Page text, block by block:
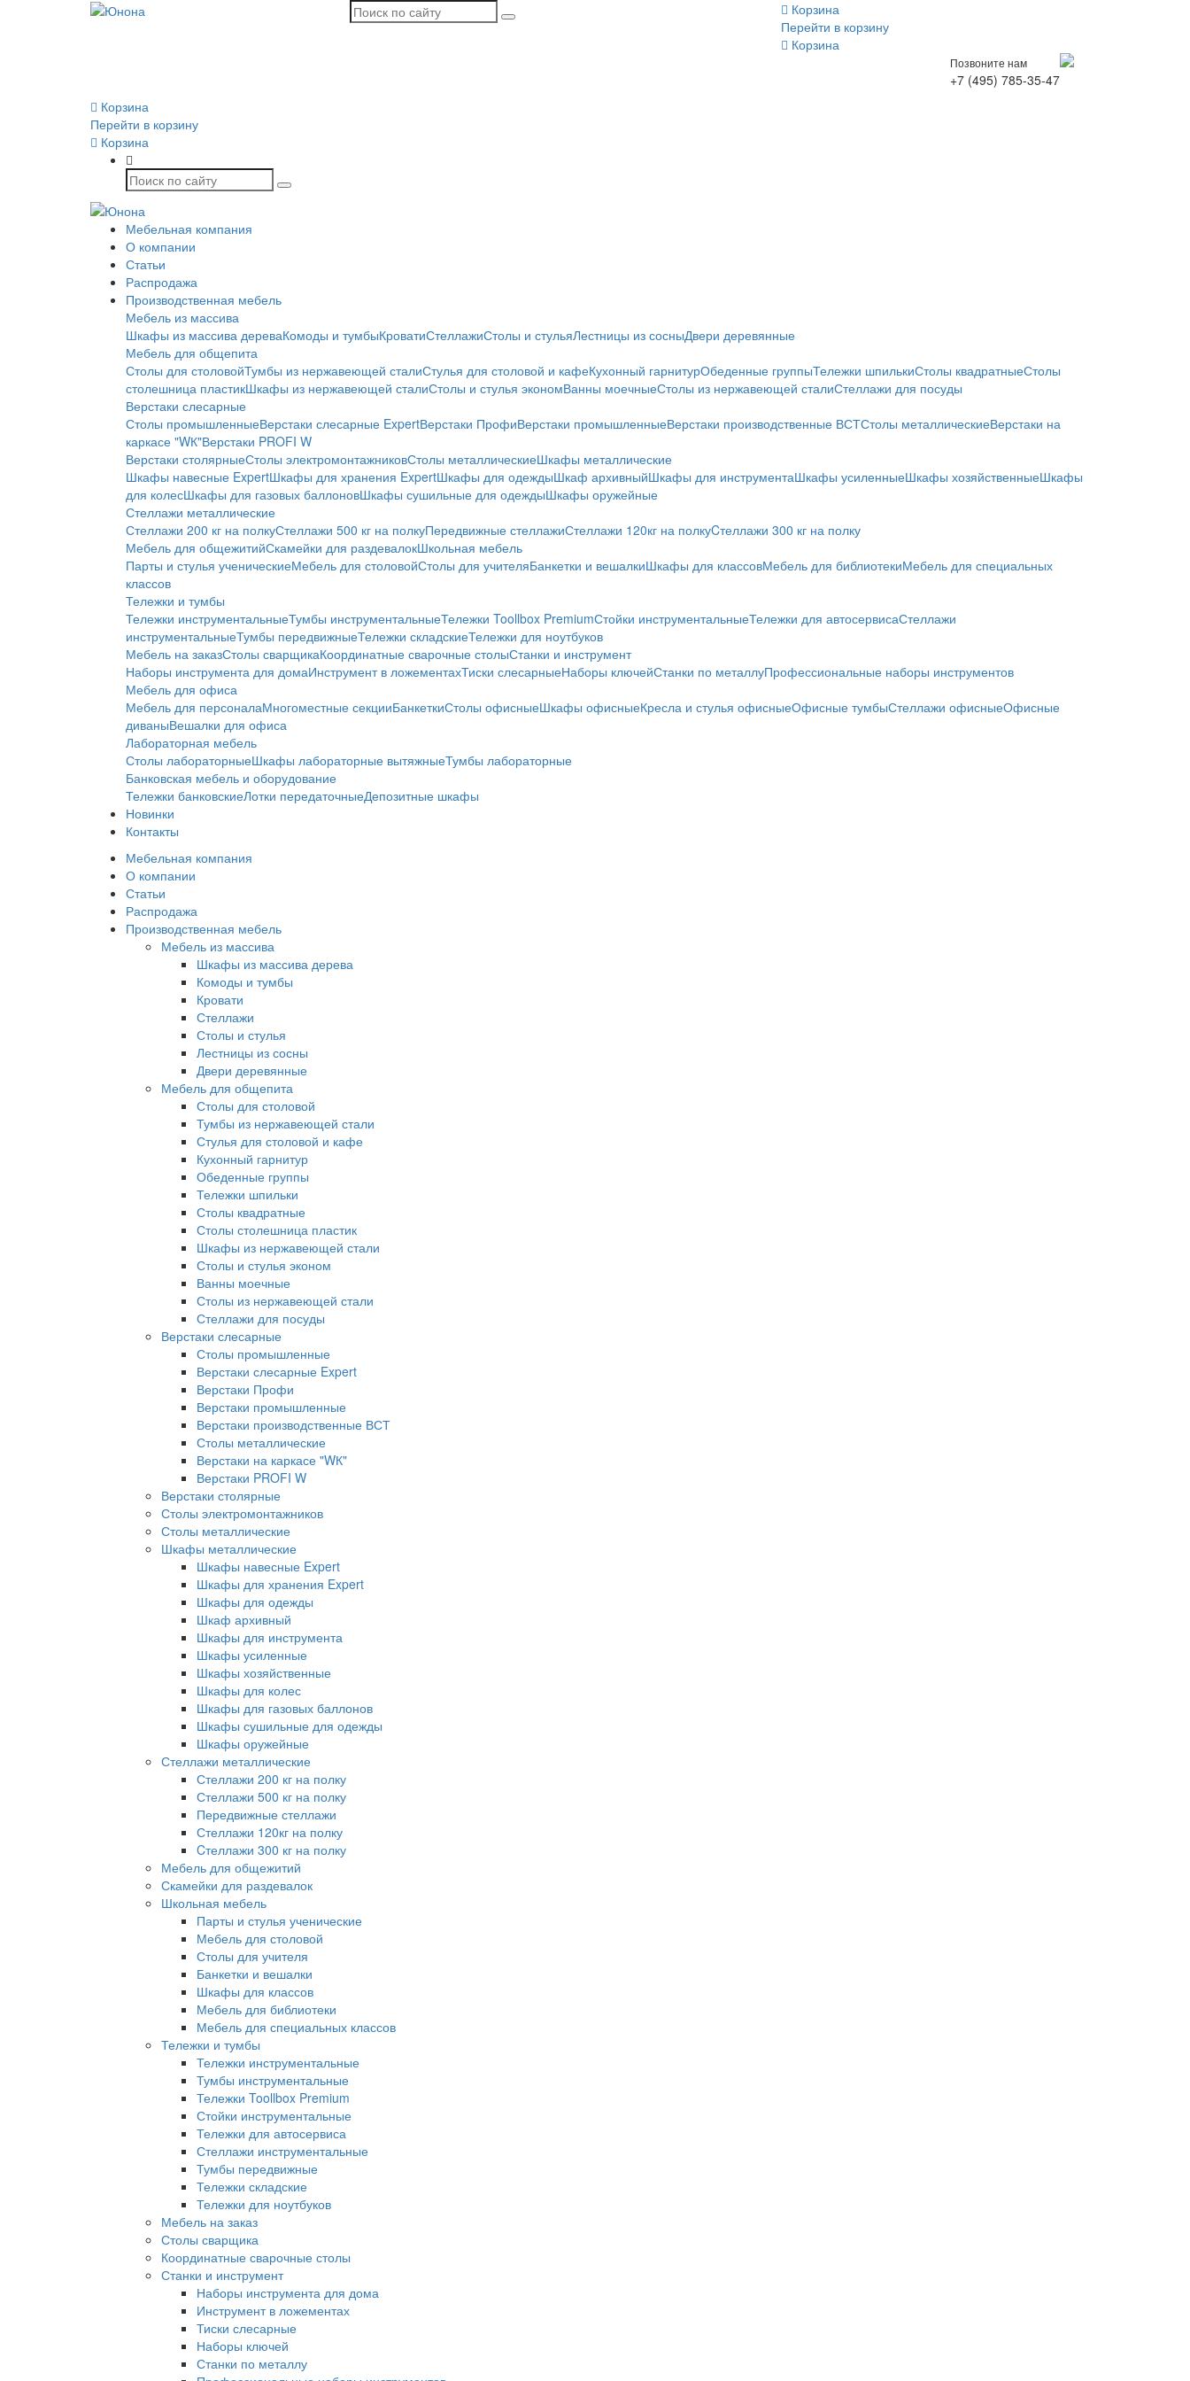
Корзина
Перейти в корзину
Корзина
Позвоните нам
+7 (495) 785-35-47
Корзина
Перейти в корзину
Корзина
Мебельная компания
О компании
Статьи
Распродажа
Производственная мебель
Мебель из массива
Шкафы из массива дереваКомоды и тумбыКроватиСтеллажиСтолы и стульяЛестницы из сосныДвери деревянные
Мебель для общепита
Столы для столовойТумбы из нержавеющей сталиСтулья для столовой и кафеКухонный гарнитурОбеденные группыТележки шпилькиСтолы квадратныеСтолы
столешница пластикШкафы из нержавеющей сталиСтолы и стулья экономВанны моечныеСтолы из нержавеющей сталиСтеллажи для посуды
Верстаки слесарные
Столы промышленныеВерстаки слесарные ExpertВерстаки ПрофиВерстаки промышленныеВерстаки производственные ВСТСтолы металлическиеВерстаки на
каркасе "WК"Верстаки PROFI W
Верстаки столярныеСтолы электромонтажниковСтолы металлическиеШкафы металлические
Шкафы навесные ExpertШкафы для хранения ExpertШкафы для одеждыШкаф архивныйШкафы для инструментаШкафы усиленныеШкафы хозяйственныеШкафы
для колесШкафы для газовых баллоновШкафы сушильные для одеждыШкафы оружейные
Стеллажи металлические
Стеллажи 200 кг на полкуСтеллажи 500 кг на полкуПередвижные стеллажиСтеллажи 120кг на полкуCтеллажи 300 кг на полку
Мебель для общежитийСкамейки для раздевалокШкольная мебель
Парты и стулья ученическиеМебель для столовойСтолы для учителяБанкетки и вешалкиШкафы для классовМебель для библиотекиМебель для специальных
классов
Тележки и тумбы
Тележки инструментальныеТумбы инструментальныеТележки Toollbox PremiumСтойки инструментальныеТележки для автосервисаСтеллажи
инструментальныеТумбы передвижныеТележки складскиеТележки для ноутбуков
Мебель на заказСтолы сварщикаКоординатные сварочные столыСтанки и инструмент
Наборы инструмента для домаИнструмент в ложементахТиски слесарныеНаборы ключейСтанки по металлуПрофессиональные наборы инструментов
Мебель для офиса
Мебель для персоналаМногоместные секцииБанкеткиСтолы офисныеШкафы офисныеКресла и стулья офисныеОфисные тумбыСтеллажи офисныеОфисные
диваныВешалки для офиса
Лабораторная мебель
Столы лабораторныеШкафы лабораторные вытяжныеТумбы лабораторные
Банковская мебель и оборудование
Тележки банковскиеЛотки передаточныеДепозитные шкафы
Новинки
Контакты
Мебельная компания
О компании
Статьи
Распродажа
Производственная мебель
Мебель из массива
Шкафы из массива дерева
Комоды и тумбы
Кровати
Стеллажи
Столы и стулья
Лестницы из сосны
Двери деревянные
Мебель для общепита
Столы для столовой
Тумбы из нержавеющей стали
Стулья для столовой и кафе
Кухонный гарнитур
Обеденные группы
Тележки шпильки
Столы квадратные
Столы столешница пластик
Шкафы из нержавеющей стали
Столы и стулья эконом
Ванны моечные
Столы из нержавеющей стали
Стеллажи для посуды
Верстаки слесарные
Столы промышленные
Верстаки слесарные Expert
Верстаки Профи
Верстаки промышленные
Верстаки производственные ВСТ
Столы металлические
Верстаки на каркасе "WК"
Верстаки PROFI W
Верстаки столярные
Столы электромонтажников
Столы металлические
Шкафы металлические
Шкафы навесные Expert
Шкафы для хранения Expert
Шкафы для одежды
Шкаф архивный
Шкафы для инструмента
Шкафы усиленные
Шкафы хозяйственные
Шкафы для колес
Шкафы для газовых баллонов
Шкафы сушильные для одежды
Шкафы оружейные
Стеллажи металлические
Стеллажи 200 кг на полку
Стеллажи 500 кг на полку
Передвижные стеллажи
Стеллажи 120кг на полку
Cтеллажи 300 кг на полку
Мебель для общежитий
Скамейки для раздевалок
Школьная мебель
Парты и стулья ученические
Мебель для столовой
Столы для учителя
Банкетки и вешалки
Шкафы для классов
Мебель для библиотеки
Мебель для специальных классов
Тележки и тумбы
Тележки инструментальные
Тумбы инструментальные
Тележки Toollbox Premium
Стойки инструментальные
Тележки для автосервиса
Стеллажи инструментальные
Тумбы передвижные
Тележки складские
Тележки для ноутбуков
Мебель на заказ
Столы сварщика
Координатные сварочные столы
Станки и инструмент
Наборы инструмента для дома
Инструмент в ложементах
Тиски слесарные
Наборы ключей
Станки по металлу